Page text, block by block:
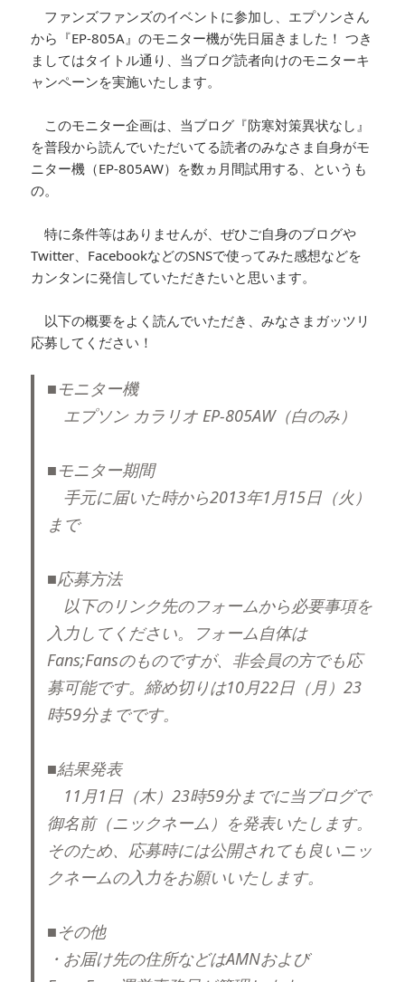
ファンズファンズのイベントに参加し、エプソンさん
から『EP-805A』のモニター機が先日届きました！ つき
ましてはタイトル通り、当ブログ読者向けのモニターキ
ャンペーンを実施いたします。
このモニター企画は、当ブログ『防寒対策異状なし』
を普段から読んでいただいてる読者のみなさま自身がモ
ニター機（EP-805AW）を数ヵ月間試用する、というも
の。
特に条件等はありませんが、ぜひご自身のブログや
Twitter、FacebookなどのSNSで使ってみた感想などを
カンタンに発信していただきたいと思います。
以下の概要をよく読んでいただき、みなさまガッツリ
応募してください！
■モニター機
エプソン カラリオ EP-805AW（白のみ）
■モニター期間
手元に届いた時から2013年1月15日（火）
まで
■応募方法
以下のリンク先のフォームから必要事項を
入力してください。フォーム自体は
Fans;Fansのものですが、非会員の方でも応
募可能です。締め切りは10月22日（月）23
時59分までです。
■結果発表
11月1日（木）23時59分までに当ブログで
御名前（ニックネーム）を発表いたします。
そのため、応募時には公開されても良いニッ
クネームの入力をお願いいたします。
■その他
・お届け先の住所などはAMNおよび